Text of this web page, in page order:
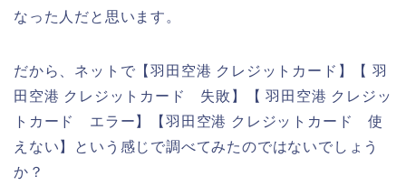
なった人だと思います。
だから、ネットで【羽田空港 クレジットカード】【 羽
田空港 クレジットカード 失敗】【 羽田空港 クレジッ
トカード エラー】【羽田空港 クレジットカード 使
えない】という感じで調べてみたのではないでしょう
か？